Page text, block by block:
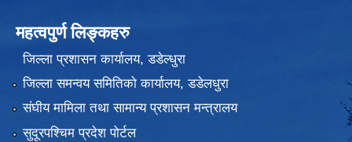
महत्वपुर्ण लिङ्कहरु
जिल्ला प्रशासन कार्यालय, डडेल्धुरा
जिल्ला समन्वय समितिको कार्यालय, डडेलधुरा
संघीय मामिला तथा सामान्य प्रशासन मन्त्रालय
सुदूरपश्चिम प्रदेश पोर्टल